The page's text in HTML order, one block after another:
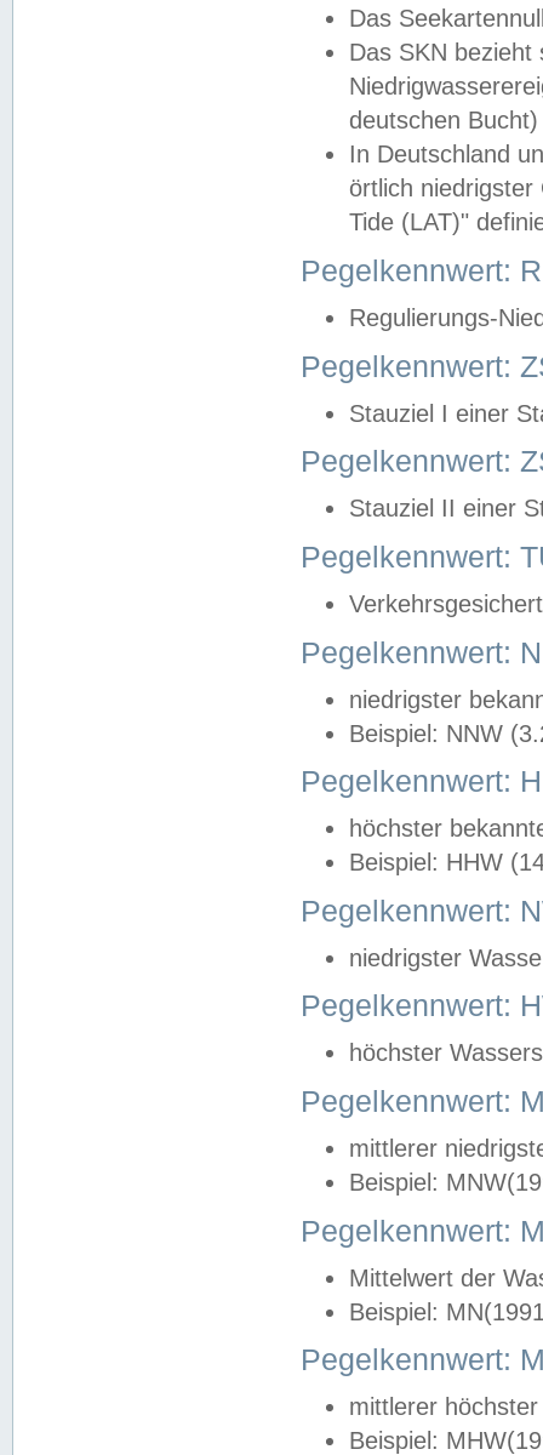
Das
Das SKN
deutschen
In Deutschland
örtlich
Tide (LAT)"
Pegelkennwert:
Regulierungs-
Pegelkennwert:
Stauziel I einer
Pegelkennwert:
Stauziel II einer
Pegelkennwert:
Pegelkennwert:
niedrigster
Beispiel: NNW
Pegelkennwert:
höchster
Beispiel: HHW
Pegelkennwert:
niedrigster
Pegelkennwert:
höchster
Pegelkennwert:
mittlerer
Beispiel:
Pegelkennwert:
Mittelwert der
Beispiel:
Pegelkennwert:
mittlerer
Beispiel: